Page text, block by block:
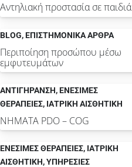
Αντηλιακή προστασία σε παιδιά
BLOG,ΕΠΙΣΤΗΜΟΝΙΚΆ ΆΡΘΡΑ
Περιποίηση προσώπου μέσω
εμφυτευμάτων
ΑΝΤΙΓΗΡΑΝΣΗ,ΕΝΕΣΙΜΕΣ
ΘΕΡΑΠΕΙΕΣ, ΙΑΤΡΙΚΗ ΑΙΣΘΗΤΙΚΗ
ΝΗΜΑΤΑ PDO – COG
ΕΝΕΣΙΜΕΣ ΘΕΡΑΠΕΙΕΣ, ΙΑΤΡΙΚΗ
ΑΙΣΘΗΤΙΚΗ,ΥΠΗΡΕΣΙΕΣ